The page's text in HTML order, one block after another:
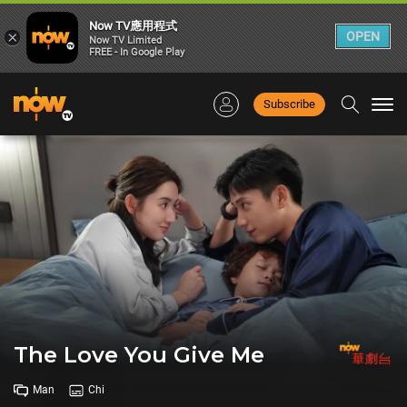
Subscribe
The Love You Give Me
Man Chi
×
Now TV應用程式
Now TV Limited
FREE - In Google Play
OPEN